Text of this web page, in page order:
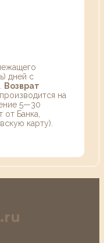
дней с
Возврат
, производится на
5—30
от Банка,
карту).